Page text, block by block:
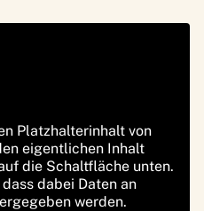
Platzhalterinhalt von
eigentlichen Inhalt
die Schaltfläche unten.
dabei Daten an
werden.